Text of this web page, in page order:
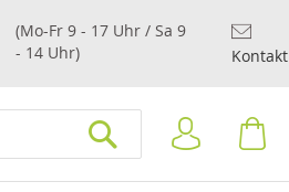
(Mo-Fr 9 - 17 Uhr / Sa 9
- 14 Uhr)
Kontakt
Anmelden